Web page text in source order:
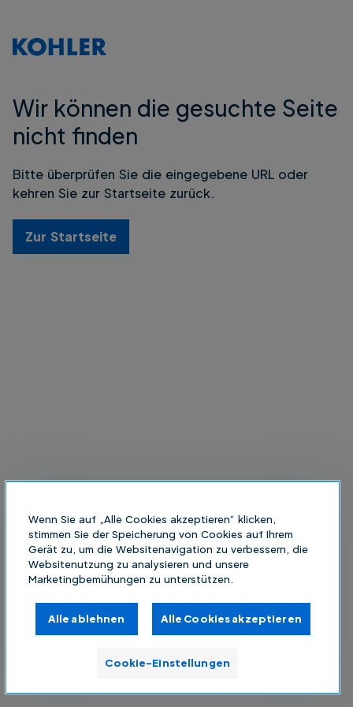
Wir können die gesuchte Seite
nicht finden
Bitte überprüfen Sie die eingegebene URL oder
kehren Sie zur Startseite zurück.
Zur Startseite
Wenn Sie auf „Alle Cookies akzeptieren“ klicken,
stimmen Sie der Speicherung von Cookies auf Ihrem
Gerät zu, um die Websitenavigation zu verbessern, die
Websitenutzung zu analysieren und unsere
Marketingbemühungen zu unterstützen.
Alle ablehnen Alle Cookies akzeptieren
Cookie-Einstellungen